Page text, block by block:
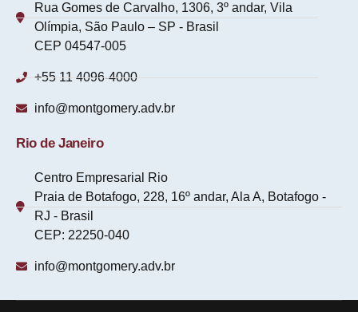
Rua Gomes de Carvalho, 1306, 3º andar, Vila
Olímpia, São Paulo – SP - Brasil
CEP 04547-005
+55 11 4096-4000
info@montgomery.adv.br
Rio de Janeiro
Centro Empresarial Rio
Praia de Botafogo, 228, 16º andar, Ala A, Botafogo -
RJ - Brasil
CEP: 22250-040
info@montgomery.adv.br